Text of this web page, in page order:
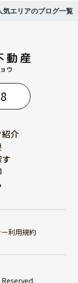
気エリアのブログ一覧
介
利用規約